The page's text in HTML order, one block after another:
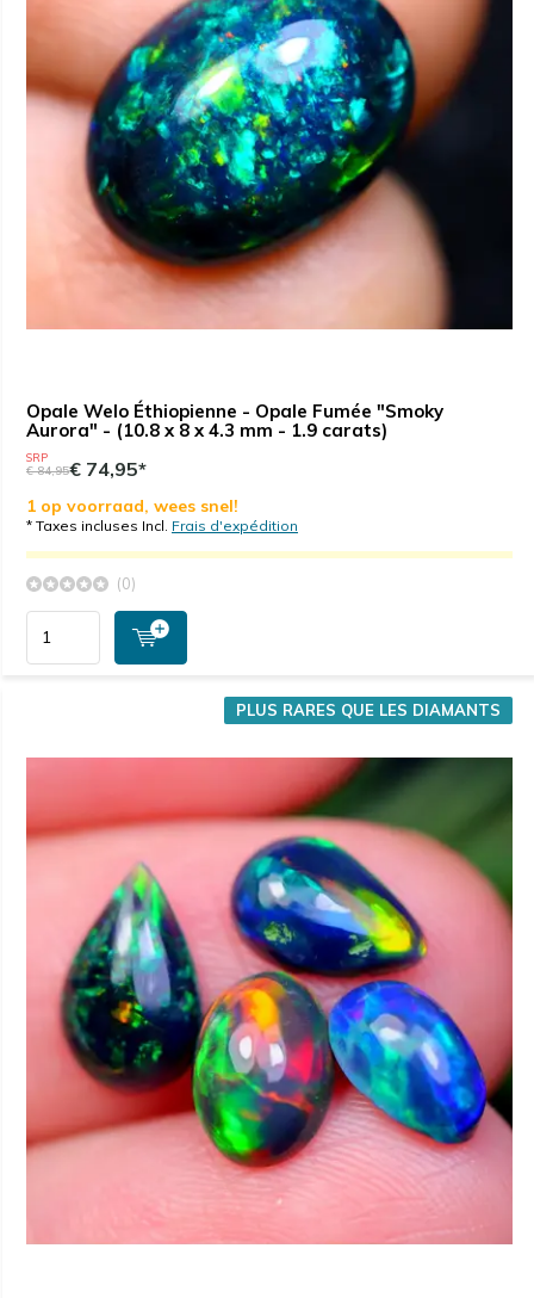
Opale Welo Éthiopienne - Opale Fumée "Smoky
Aurora" - (10.8 x 8 x 4.3 mm - 1.9 carats)
SRP
€ 84,95€ 74,95*
1 op voorraad, wees snel!
* Taxes incluses Incl. Frais d'expédition
(0)
PLUS RARES QUE LES DIAMANTS